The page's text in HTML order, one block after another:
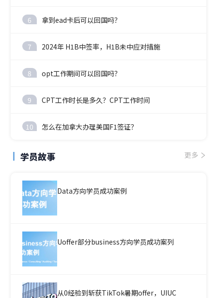
6 拿到ead卡后可以回国吗？
7 2024年 H1B中签率，H1B未中应对措施
8 opt工作期间可以回国吗？
9 CPT工作时长是多久？CPT工作时间
10 怎么在加拿大办理美国F1签证？
学员故事 更多
Data方向学员成功案例
Uoffer部分business方向学员成功案列
从0经验到斩获TikTok暑期offer，UIUC